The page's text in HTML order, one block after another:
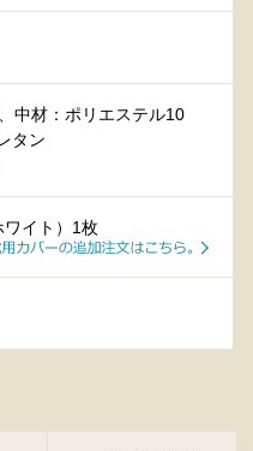
中材：ポリエステル10
タン
イト）1枚